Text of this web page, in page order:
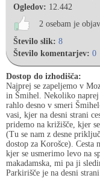
Ogledov: 12.442
2 osebam je
Število slik: 8
Število komentarjev: 0
Dostop do izhodišča:
Najprej se zapeljemo v
in Šmihel. Nekoliko
rahlo desno v smeri
vasi, kjer na desni strani
pridemo na križišče, kjer
(Tu se nam z desne
dostop za Korošce). Cesta
kjer se usmerimo levo na
makadamska, mi pa ji
Parkirišče je na desni